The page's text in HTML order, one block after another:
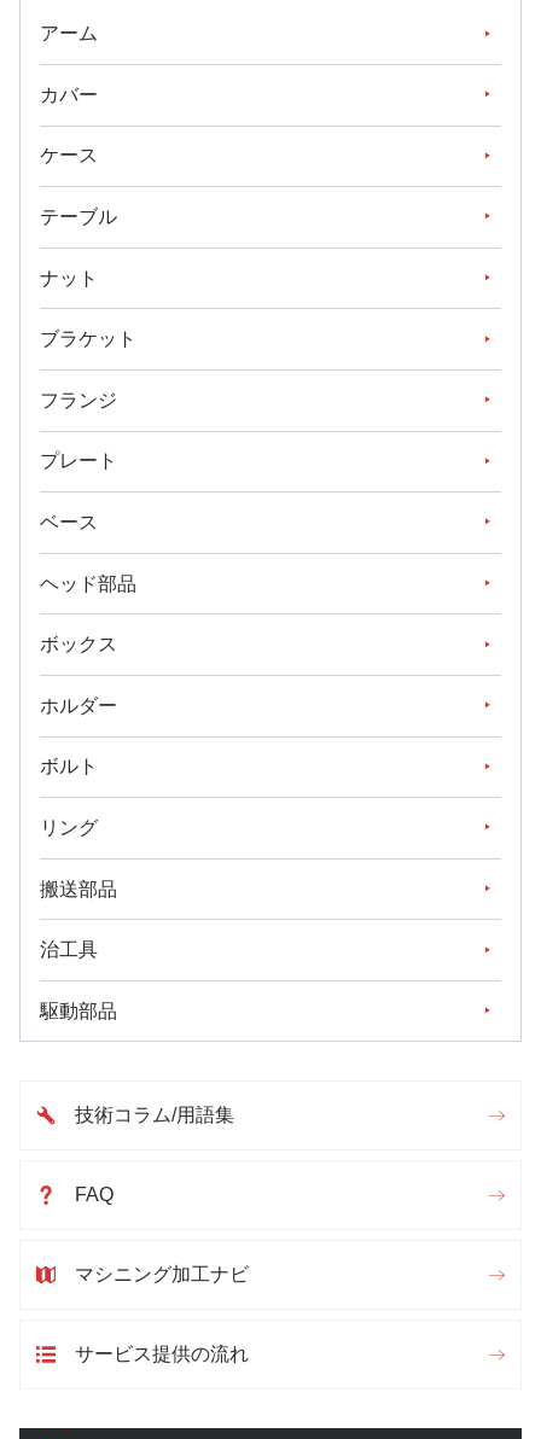
アーム
カバー
ケース
テーブル
ナット
ブラケット
フランジ
プレート
ベース
ヘッド部品
ボックス
ホルダー
ボルト
リング
搬送部品
治工具
駆動部品
技術コラム/用語集
FAQ
マシニング加工ナビ
サービス提供の流れ